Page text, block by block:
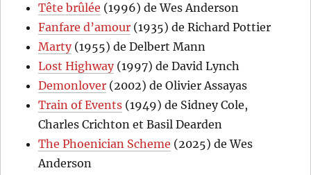
Tête brûlée (1996) de Wes Anderson
Fanfare d’amour (1935) de Richard Pottier
Marty(1955) de Delbert Mann
Lost Highway(1997) de David Lynch
Demonlover (2002) de Olivier Assayas
Train of Events (1949) de Sidney Cole,
Charles Crichton et Basil Dearden
The Phoenician Scheme (2025) de Wes
Anderson